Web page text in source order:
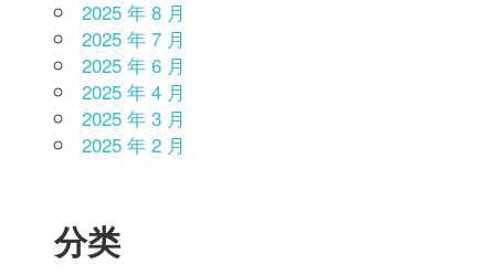
2025 年 8 月
2025 年 7 月
2025 年 6 月
2025 年 4 月
2025 年 3 月
2025 年 2 月
分类